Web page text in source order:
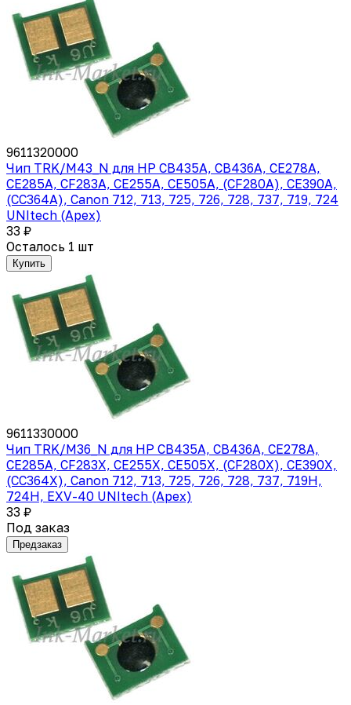
9611320000
Чип TRK/M43_N для HP CB435A, CB436A, CE278A,
CE285A, CF283A, CE255A, CE505A, (CF280A), CE390A,
(CC364A), Canon 712, 713, 725, 726, 728, 737, 719, 724
UNItech (Apex)
33 ₽
Осталось 1 шт
Купить
9611330000
Чип TRK/M36_N для HP CB435A, CB436A, CE278A,
CE285A, CF283X, CE255X, CE505X, (CF280X), CE390X,
(CC364X), Canon 712, 713, 725, 726, 728, 737, 719H,
724H, EXV-40 UNItech (Apex)
33 ₽
Под заказ
Предзаказ